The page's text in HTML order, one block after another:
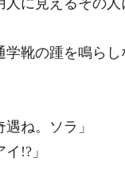
に見えるその人
靴の踵を鳴らし
ね。ソラ」
!?」